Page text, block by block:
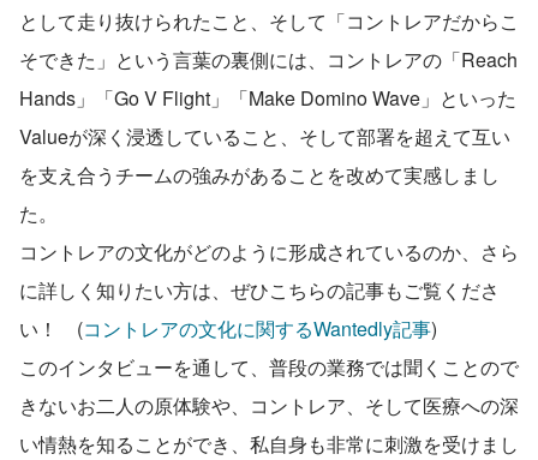
として走り抜けられたこと、そして「コントレアだからこ
そできた」という言葉の裏側には、コントレアの「Reach
Hands」「Go V Flight」「Make Domino Wave」といった
Valueが深く浸透していること、そして部署を超えて互い
を支え合うチームの強みがあることを改めて実感しまし
た。
コントレアの文化がどのように形成されているのか、さら
に詳しく知りたい方は、ぜひこちらの記事もご覧くださ
い！　(コントレアの文化に関するWantedly記事)
このインタビューを通して、普段の業務では聞くことので
きないお二人の原体験や、コントレア、そして医療への深
い情熱を知ることができ、私自身も非常に刺激を受けまし